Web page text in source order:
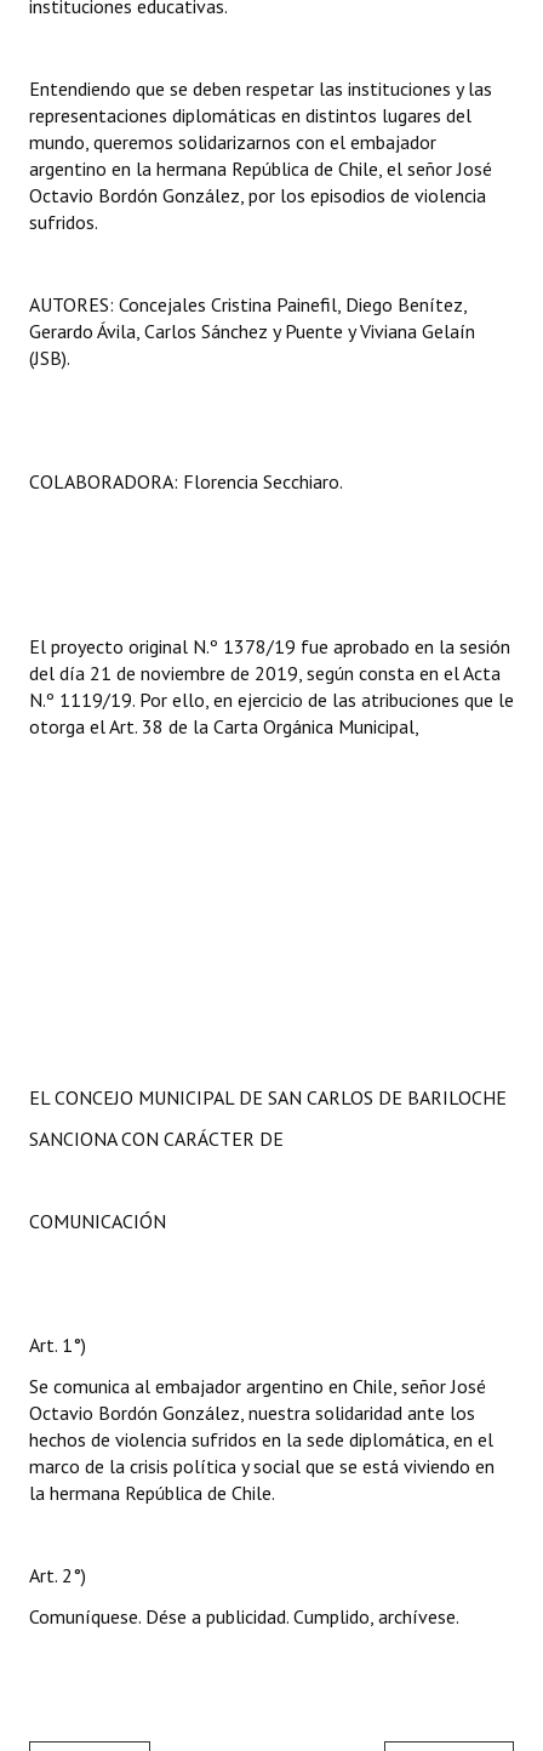
instituciones educativas.
Entendiendo que se deben respetar las instituciones y las
representaciones diplomáticas en distintos lugares del
mundo, queremos solidarizarnos con el embajador
argentino en la hermana República de Chile, el señor José
Octavio Bordón González, por los episodios de violencia
sufridos.
AUTORES: Concejales Cristina Painefil, Diego Benítez,
Gerardo Ávila, Carlos Sánchez y Puente y Viviana Gelaín
(JSB).
COLABORADORA: Florencia Secchiaro.
El proyecto original N.º 1378/19 fue aprobado en la sesión
del día 21 de noviembre de 2019, según consta en el Acta
N.º 1119/19. Por ello, en ejercicio de las atribuciones que le
otorga el Art. 38 de la Carta Orgánica Municipal,
EL CONCEJO MUNICIPAL DE SAN CARLOS DE BARILOCHE
SANCIONA CON CARÁCTER DE
COMUNICACIÓN
Art. 1°)
Se comunica al embajador argentino en Chile, señor José
Octavio Bordón González, nuestra solidaridad ante los
hechos de violencia sufridos en la sede diplomática, en el
marco de la crisis política y social que se está viviendo en
la hermana República de Chile.
Art. 2°)
Comuníquese. Dése a publicidad. Cumplido, archívese.